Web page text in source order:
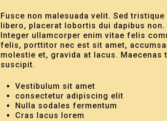
Fusce non malesuada velit. Sed
libero, placerat lobortis dui dapibus
Integer ullamcorper enim vitae felis
felis, porttitor nec est sit amet,
molestie et, gravida at lacus.
suscipit.
Vestibulum sit amet
consectetur adipiscing elit
Nulla sodales fermentum
Cras lacus lorem